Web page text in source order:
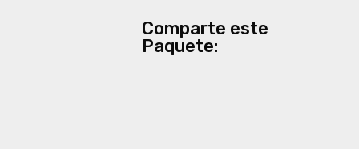
Comparte este
Paquete: